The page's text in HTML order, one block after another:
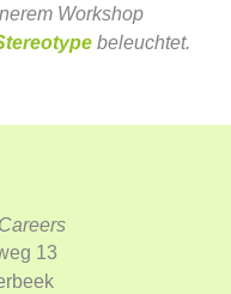
Workshop
beleuchtet.
Careers
13